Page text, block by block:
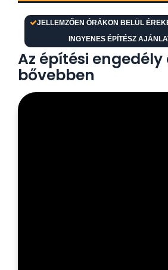
JELLEMZŐEN ÓRÁKON BELÜL
INGYENES ÉPÍTÉSZ
Az építési
bővebben